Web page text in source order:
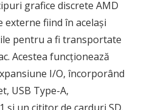
grafice discrete AMD
externe fiind în același
pentru a fi transportate
Acestea funcționează
I/O, încorporând
USB Type-A,